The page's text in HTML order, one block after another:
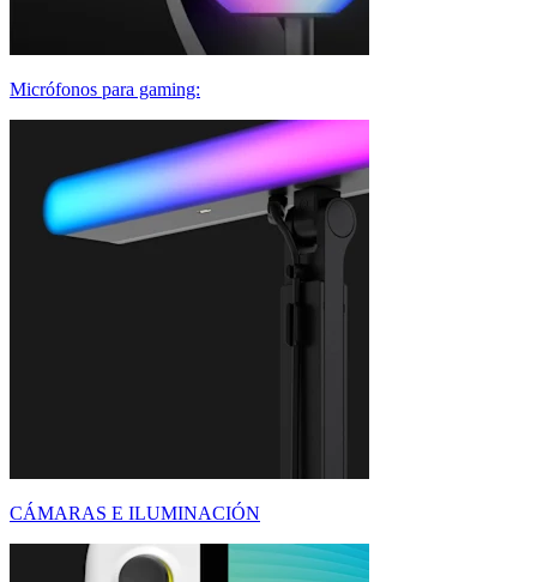
Micrófonos para gaming:
CÁMARAS E ILUMINACIÓN